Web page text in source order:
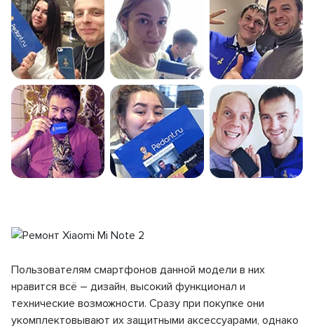
Пользователям смартфонов данной модели в них
нравится всё – дизайн, высокий функционал и
технические возможности. Сразу при покупке они
укомплектовывают их защитными аксессуарами, однако